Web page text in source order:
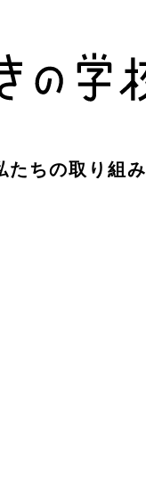
たちの取り組み